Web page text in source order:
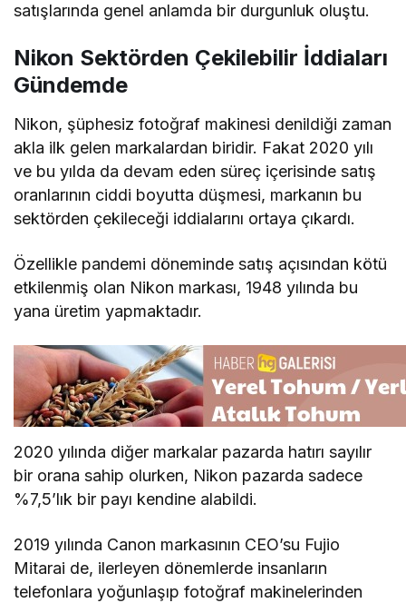
satışlarında genel anlamda bir durgunluk oluştu.
Nikon Sektörden Çekilebilir İddiaları
Gündemde
Nikon, şüphesiz fotoğraf makinesi denildiği zaman
akla ilk gelen markalardan biridir. Fakat 2020 yılı
ve bu yılda da devam eden süreç içerisinde satış
oranlarının ciddi boyutta düşmesi, markanın bu
sektörden çekileceği iddialarını ortaya çıkardı.
Özellikle pandemi döneminde satış açısından kötü
etkilenmiş olan Nikon markası, 1948 yılında bu
yana üretim yapmaktadır.
2020 yılında diğer markalar pazarda hatırı sayılır
bir orana sahip olurken, Nikon pazarda sadece
%7,5’lık bir payı kendine alabildi.
2019 yılında Canon markasının CEO’su Fujio
Mitarai de, ilerleyen dönemlerde insanların
telefonlara yoğunlaşıp fotoğraf makinelerinden